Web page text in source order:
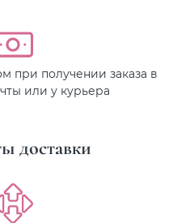
при получении заказа в
или у курьера
доставки